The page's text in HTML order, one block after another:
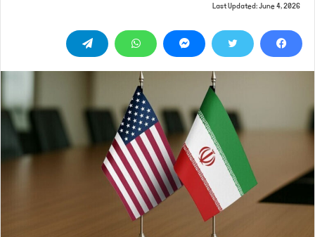
Last Updated: June 4, 2026